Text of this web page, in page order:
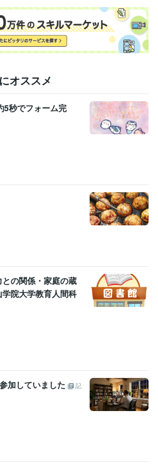
取引主任者） 取得年 : 2006年
: 1993年
1992年
ツール
年
オススメ
秒でフォーム完
との関係・家庭の蔵
院大学教育人間科
加していました
記